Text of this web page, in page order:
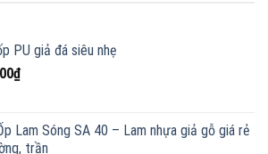
PU giả đá siêu nhẹ
₫
Lam Sóng SA 40 – Lam nhựa giả gỗ giá rẻ
trần